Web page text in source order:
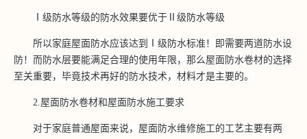
Ⅰ级防水等级的防水效果要优于Ⅱ级防水等级
所以家庭屋面防水应该达到
Ⅰ级防水标准！即需要两道防水设
防！ 而 防水层要能满足合理的使用年限 ， 那么屋面防水卷材的选择
至关重要，毕竟技术再好的防水技术，材料才是主要的。
2.屋面防水卷材和屋面防水施工要求
对于家庭普通屋面来说，屋面防水维修施工的工艺主要有两